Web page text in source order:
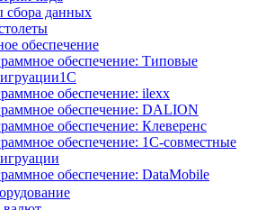
сбора данных
обеспечение
обеспечение: Типовые
обеспечение: ilexx
обеспечение: DALION
обеспечение: Клеверенс
обеспечение: 1С-совместные
обеспечение: DataMobile